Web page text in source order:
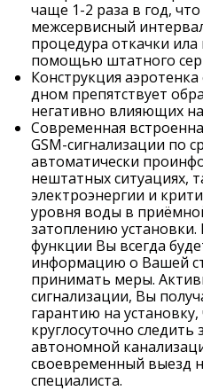
чаще 1-2 раза в год,
межсервисный
процедура откачки ила
помощью штатного
Конструкция
дном препятствует
негативно влияющих
Современная
GSM-сигнализации по
автоматически
нештатных ситуациях,
электроэнергии и
уровня воды в
затоплению установки.
функции Вы всегда
информацию о Вашей
принимать меры.
сигнализации, Вы
гарантию на
круглосуточно
автономной
своевременный выезд
специалиста.